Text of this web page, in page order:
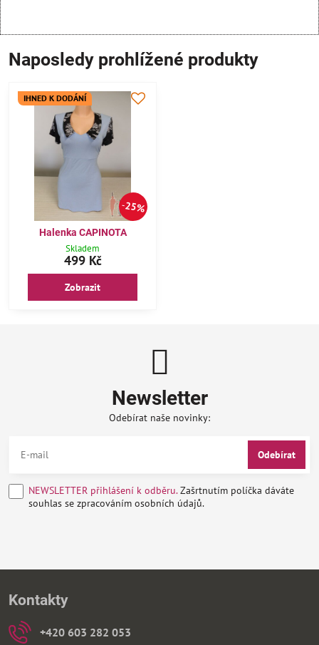
Naposledy prohlížené produkty
25%
IHNED K DODÁNÍ
Halenka CAPINOTA
Skladem
499 Kč
Zobrazit
Newsletter
Odebírat naše novinky:
Odebírat
NEWSLETTER přihlášení k odběru.Zašrtnutím políčka dáváte
souhlas se zpracováním osobních údajů.
Kontakty
+420 603 282 053